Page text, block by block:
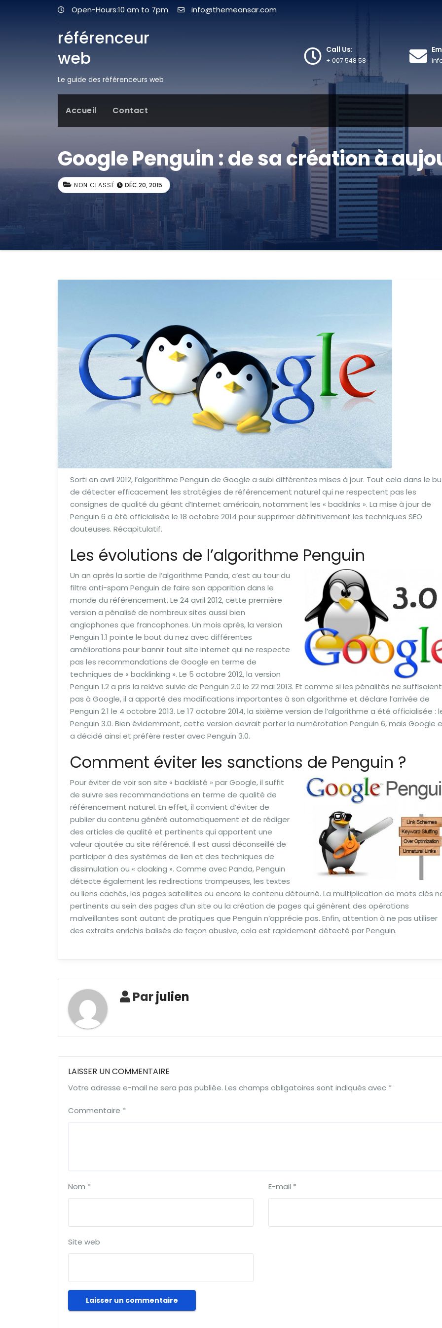
Open-Hours:10 am to 7pm info@themeansar.com
référenceur
web
Le guide des référenceurs web
Call Us:
+ 007 548 58
Accueil Contact
Google Penguin : de sa création à
NON CLASSÉ DÉC 20, 2015
Sorti en avril 2012, l’algorithme Penguin de Google a subi différentes mises à jour. Tout cela dans le
de détecter efficacement les stratégies de référencement naturel qui ne respectent pas les
consignes de qualité du géant d’Internet américain, notamment les « backlinks ». La mise à jour de
Penguin 6 a été officialisée le 18 octobre 2014 pour supprimer définitivement les techniques SEO
douteuses. Récapitulatif.
Les évolutions de l’algorithme Penguin
Un an après la sortie de l’algorithme Panda, c’est au tour du
filtre anti-spam Penguin de faire son apparition dans le
monde du référencement. Le 24 avril 2012, cette première
version a pénalisé de nombreux sites aussi bien
anglophones que francophones. Un mois après, la version
Penguin 1.1 pointe le bout du nez avec différentes
améliorations pour bannir tout site internet qui ne respecte
pas les recommandations de Google en terme de
techniques de « backlinking ». Le 5 octobre 2012, la version
Penguin 1.2 a pris la relève suivie de Penguin 2.0 le 22 mai 2013. Et comme si les pénalités ne suffisaient
pas à Google, il a apporté des modifications importantes à son algorithme et déclare l’arrivée de
Penguin 2.1 le 4 octobre 2013. Le 17 octobre 2014, la sixième version de l’algorithme a été officialisée :
Penguin 3.0. Bien évidemment, cette version devrait porter la numérotation Penguin 6, mais Google
a décidé ainsi et préfère rester avec Penguin 3.0.
Comment éviter les sanctions de Penguin ?
Pour éviter de voir son site « backlisté » par Google, il suffit
de suivre ses recommandations en terme de qualité de
référencement naturel. En effet, il convient d’éviter de
publier du contenu généré automatiquement et de rédiger
des articles de qualité et pertinents qui apportent une
valeur ajoutée au site référencé. Il est aussi déconseillé de
participer à des systèmes de lien et des techniques de
dissimulation ou « cloaking ». Comme avec Panda, Penguin
détecte également les redirections trompeuses, les textes
ou liens cachés, les pages satellites ou encore le contenu détourné. La multiplication de mots clés
pertinents au sein des pages d’un site ou la création de pages qui génèrent des opérations
malveillantes sont autant de pratiques que Penguin n’apprécie pas. Enfin, attention à ne pas utiliser
des extraits enrichis balisés de façon abusive, cela est rapidement détecté par Penguin.
Parjulien
LAISSER UN COMMENTAIRE
Votre adresse e-mail ne sera pas publiée. Les champs obligatoires sont indiqués avec *
Commentaire *
Nom * E-mail *
Site web